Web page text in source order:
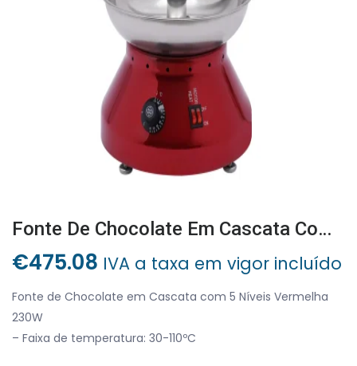
Fonte De Chocolate Em Cascata Com 5 Níveis Vermelha 230W
€475.08 IVA a taxa em vigor incluído
Fonte de Chocolate em Cascata com 5 Níveis Vermelha
230W
– Faixa de temperatura: 30-110ºC